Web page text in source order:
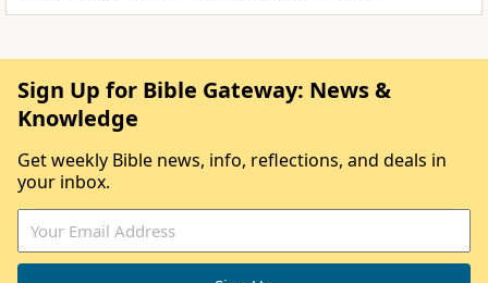
Sign Up for Bible Gateway: News &
Knowledge
Get weekly Bible news, info, reflections, and deals in
your inbox.